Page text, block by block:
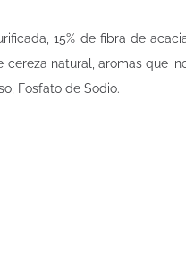
15% de fibra de
cereza natural, aromas que
Fosfato de Sodio.